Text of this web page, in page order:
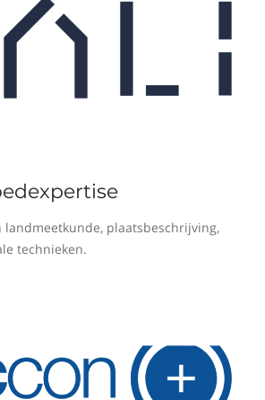
landmeetkunde, plaatsbeschrijving,
technieken.